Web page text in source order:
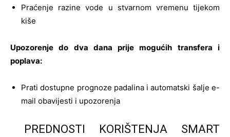
Praćenje razine vode u stvarnom vremenu tijekom
kiše
Upozorenje do dva dana prije mogućih transfera i
poplava:
Prati dostupne prognoze padalina i automatski šalje e-
mail obavijesti i upozorenja
PREDNOSTI KORIŠTENJA SMART